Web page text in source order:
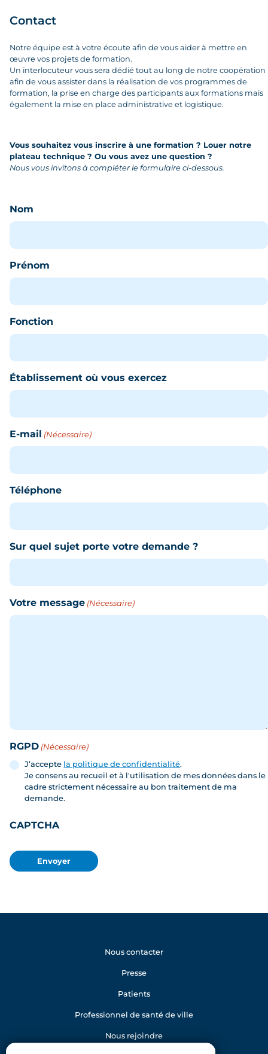
Contact
Notre équipe est à votre écoute afin de vous aider à mettre en
œuvre vos projets de formation.
Un interlocuteur vous sera dédié tout au long de notre coopération
afin de vous assister dans la réalisation de vos programmes de
formation, la prise en charge des participants aux formations mais
également la mise en place administrative et logistique.
Vous souhaitez vous inscrire à une formation ? Louer notre
plateau technique ? Ou vous avez une question ?
Nous vous invitons à compléter le formulaire ci-dessous.
Nom
Prénom
Fonction
Établissement où vous exercez
E-mail (Nécessaire)
Téléphone
Sur quel sujet porte votre demande ?
Votre message (Nécessaire)
RGPD (Nécessaire)
J’accepte la politique de confidentialité.
Je consens au recueil et à l'utilisation de mes données dans le
cadre strictement nécessaire au bon traitement de ma
demande.
CAPTCHA
Nous contacter
Presse
Patients
Professionnel de santé de ville
Nous rejoindre